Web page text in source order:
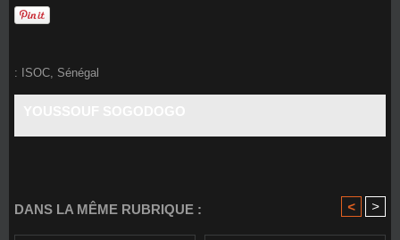
: ISOC, Sénégal
DANS LA MÊME RUBRIQUE : < >